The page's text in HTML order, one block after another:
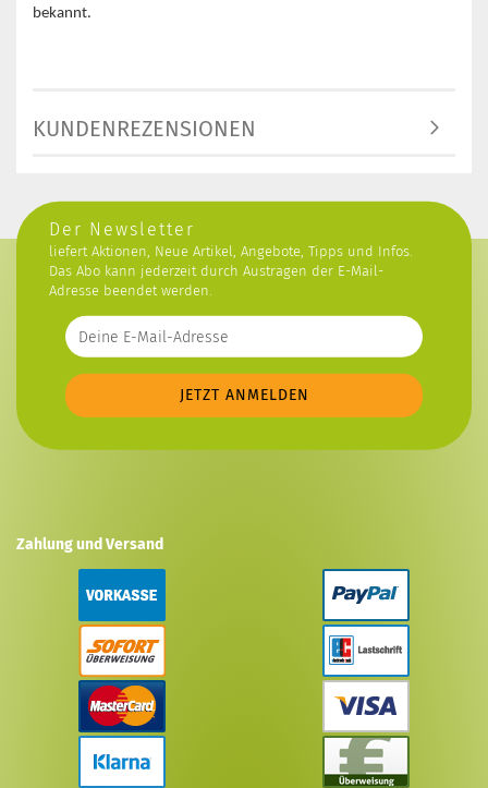
bekannt.
KUNDENREZENSIONEN
Der Newsletter
liefert Aktionen, Neue Artikel, Angebote, Tipps und Infos.
Das Abo kann jederzeit durch Austragen der E-Mail-
Adresse beendet werden.
Zahlung und Versand